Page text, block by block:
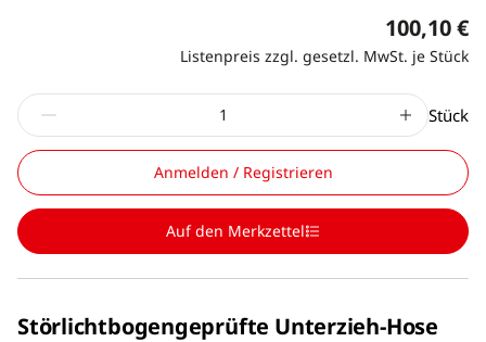
100,10 €
Listenpreis zzgl. gesetzl. MwSt. je Stück
Stück
Anmelden / Registrieren
Auf den Merkzettel
Störlichtbogengeprüfte Unterzieh-Hose